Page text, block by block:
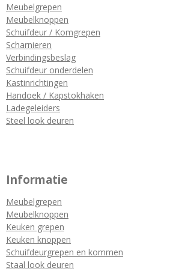
Meubelgrepen
Meubelknoppen
Schuifdeur / Komgrepen
Scharnieren
Verbindingsbeslag
Schuifdeur onderdelen
Kastinrichtingen
Handoek / Kapstokhaken
Ladegeleiders
Steel look deuren
Informatie
Meubelgrepen
Meubelknoppen
Keuken grepen
Keuken knoppen
Schuifdeurgrepen en kommen
Staal look deuren